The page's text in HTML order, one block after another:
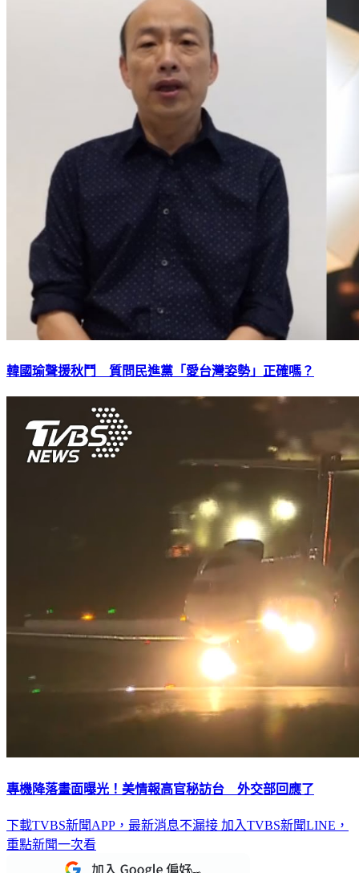
韓國瑜聲援秋鬥 質問民進黨「愛台灣姿勢」正確嗎？
專機降落畫面曝光！美情報高官秘訪台 外交部回應了
下載TVBS新聞APP，最新消息不漏接 加入TVBS新聞LINE，
重點新聞一次看